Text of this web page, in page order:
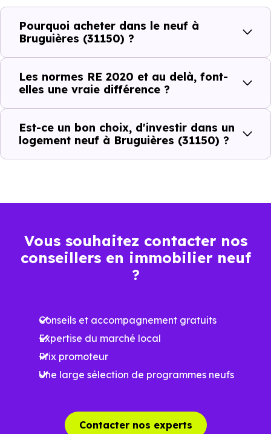
Normes énergétiques de
l’immobilier neuf
BBC, RT2012, RE2020
Isolations thermiques
et phoniques
Économies
mensuelles sur les
Plus grande
Espaces ouverts
…
RE2025 et RE2031
à la construction
améliorées
environnemental
Pourquoi acheter dans le neuf à
Bruguières (31150) ?
Les normes RE 2020 et au delà, font-
elles une vraie différence ?
Est-ce un bon choix, d'investir dans un
logement neuf à Bruguières (31150) ?
Vous souhaitez contacter nos
conseillers en immobilier neuf
?
Conseils et accompagnement gratuits
Expertise du marché local
Prix promoteur
Une large sélection de programmes neufs
Contacter nos experts